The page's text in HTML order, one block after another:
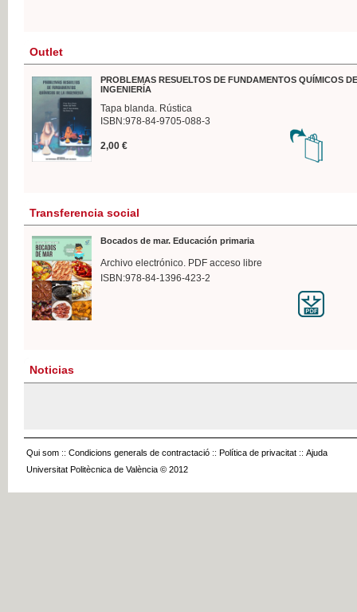
Outlet
PROBLEMAS RESUELTOS DE FUNDAMENTOS QUÍMICOS
INGENIERÍA
Tapa blanda. Rústica
ISBN:978-84-9705-088-3
2,00 €
Transferencia social
Bocados de mar. Educación primaria
Archivo electrónico. PDF acceso libre
ISBN:978-84-1396-423-2
Noticias
Qui som :: Condicions generals de contractació :: Política de privacitat :: Ajuda
Universitat Politècnica de València © 2012